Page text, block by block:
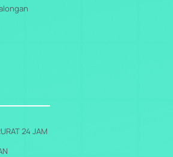
24 JAM